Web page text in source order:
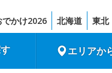
かけ2026 北海道 東北
エリアか